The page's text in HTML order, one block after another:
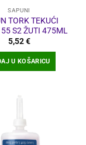
SAPUNI
TORK TEKUĆI
S2 ŽUTI 475ML
5,52€
U KOŠARICU